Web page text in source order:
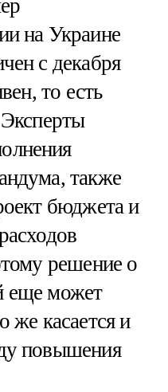
на Украине
с декабря
то есть
также
бюджета и
решение о
еще может
же касается и
повышения